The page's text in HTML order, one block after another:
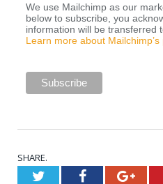
We use Mailchimp as our
below to subscribe, you
information will be transferred
Learn more about
SHARE.
TwitterFacebook